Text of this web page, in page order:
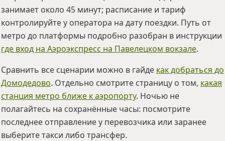
занимает около 45 минут; расписание и тариф
контролируйте у оператора на дату поездки. Путь от
метро до платформы подробно разобран в инструкции
где вход на Аэроэкспресс на Павелецком вокзале.
Сравнить все сценарии можно в гайде как добраться до
Домодедово. Отдельно смотрите страницу о том, какая
станция метро ближе к аэропорту. Ночью не
полагайтесь на сохранённые часы: посмотрите
последнее отправление у перевозчика или заранее
выберите такси либо трансфер.